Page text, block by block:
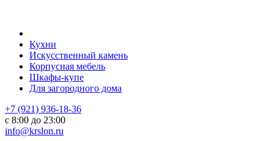
Кухни
Искусственный камень
Корпусная мебель
Шкафы-купе
Для загородного дома
+7 (921) 936-18-36
с 8:00 до 23:00
info@krslon.ru